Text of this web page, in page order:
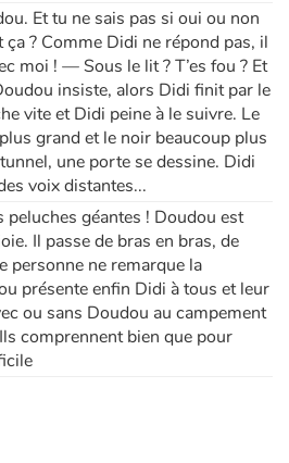
Et tu ne sais pas si oui ou non
ça ? Comme Didi ne répond pas, il
moi ! — Sous le lit ? T’es fou ? Et
insiste, alors Didi finit par le
vite et Didi peine à le suivre. Le
grand et le noir beaucoup plus
une porte se dessine. Didi
voix distantes...
géantes ! Doudou est
Il passe de bras en bras, de
personne ne remarque la
présente enfin Didi à tous et leur
ou sans Doudou au campement
comprennent bien que pour